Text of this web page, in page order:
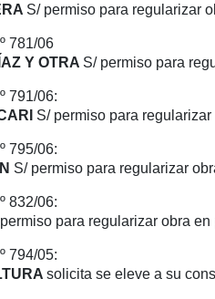
S/ permiso para regularizar
781/06
Y OTRA S/ permiso para
791/06:
S/ permiso para
795/06:
S/ permiso para regularizar
832/06:
para regularizar obra
794/05:
solicita se eleve a su